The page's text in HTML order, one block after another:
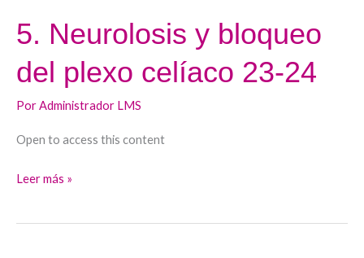
5. Neurolosis y bloqueo
del plexo celíaco 23-24
PorAdministrador LMS
Open to access this content
5.
Neurolosis
y
del
plexo
23-
Leer más »